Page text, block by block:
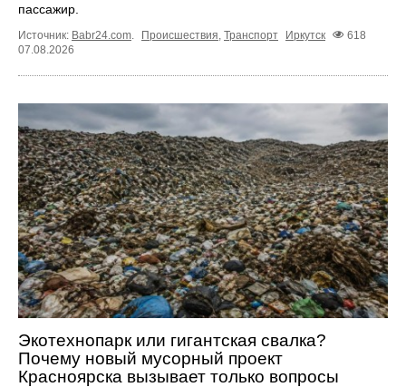
пассажир.
Источник: Babr24.com. Происшествия, Транспорт Иркутск
618
07.08.2026
Экотехнопарк или гигантская свалка?
Почему новый мусорный проект
Красноярска вызывает только вопросы